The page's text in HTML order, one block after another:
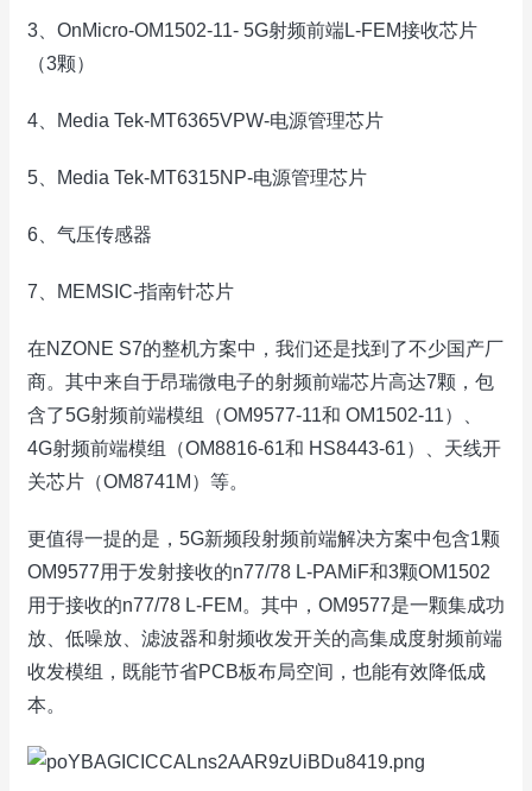
3、OnMicro-OM1502-11- 5G射频前端L-FEM接收芯片
（3颗）
4、Media Tek-MT6365VPW-电源管理芯片
5、Media Tek-MT6315NP-电源管理芯片
6、气压传感器
7、MEMSIC-指南针芯片
在NZONE S7的整机方案中，我们还是找到了不少国产厂
商。其中来自于昂瑞微电子的射频前端芯片高达7颗，包
含了5G射频前端模组（OM9577-11和 OM1502-11）、
4G射频前端模组（OM8816-61和 HS8443-61）、天线开
关芯片（OM8741M）等。
更值得一提的是，5G新频段射频前端解决方案中包含1颗
OM9577用于发射接收的n77/78 L-PAMiF和3颗OM1502
用于接收的n77/78 L-FEM。其中，OM9577是一颗集成功
放、低噪放、滤波器和射频收发开关的高集成度射频前端
收发模组，既能节省PCB板布局空间，也能有效降低成
本。